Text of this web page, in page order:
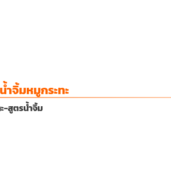
ำจิ้มหมูกระทะ
-สูตรน้ำจิ้ม